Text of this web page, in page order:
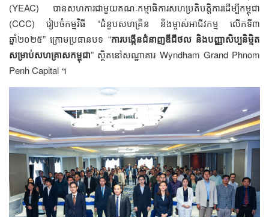
(YEAC) បានសហការជាមួយគណៈកម្មាធិការសហប្រតិបត្តិការដើម្បីកម្ពុជា
(CCC) រៀបចំកម្មវិធី “ជំនួបសហគ្រិន និងម្ចាស់អាជីវកម្ម លើកទី៣
ឆ្នាំ២០២៥” ក្រោមប្រធានបទ “ការបង្កើនជំនាញឌីជីថល និងបញ្ញាសិប្បនិម្មិត
សម្រាប់សហគ្រាសកម្ពុជា” ស្ថិតនៅសណ្ឋាគារ Wyndham Grand Phnom
Penh Capital ។